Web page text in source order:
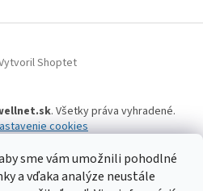
sme vám umožnili pohodlné
a vďaka analýze neustále
Shoptet
. Všetky práva vyhradené.
cookies
WELLNET, s.r.o.,IČO: 36484610,